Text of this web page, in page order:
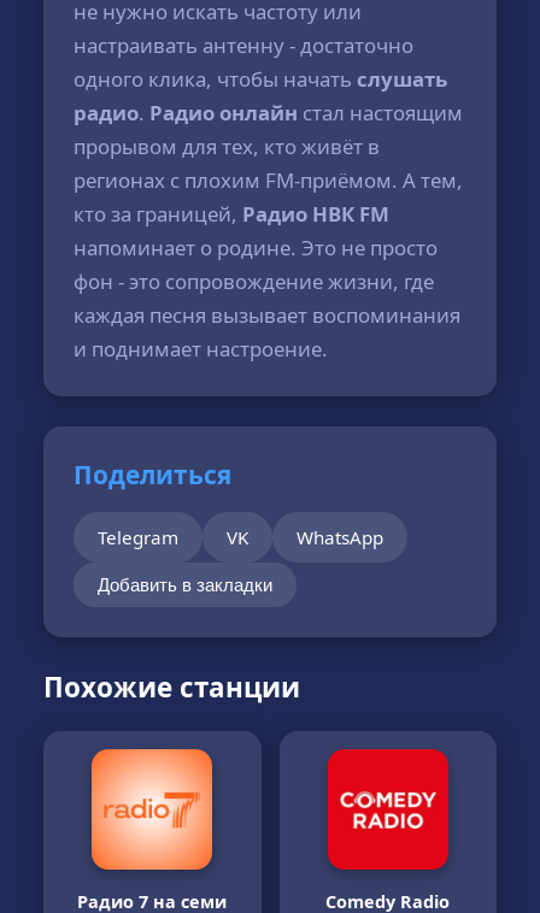
не нужно искать частоту или
настраивать антенну - достаточно
одного клика, чтобы начать слушать
радио. Радио онлайн стал настоящим
прорывом для тех, кто живёт в
регионах с плохим FM-приёмом. А тем,
кто за границей, Радио НВК FM
напоминает о родине. Это не просто
фон - это сопровождение жизни, где
каждая песня вызывает воспоминания
и поднимает настроение.
Поделиться
Telegram VK WhatsApp
Добавить в закладки
Похожие станции
Радио 7 на семи
Comedy Radio